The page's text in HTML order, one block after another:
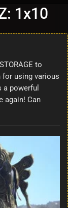
1x10
to
for using various
powerful
again! Can